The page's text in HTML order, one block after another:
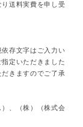
送料実費を申し受
存文字はご入力い
定いただきました
きますのでご了承
、（株）（株式会